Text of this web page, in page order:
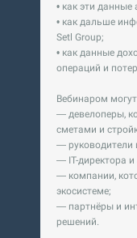
• как эти
• как дальше
Setl Group;
• как данные
операций и
Вебинаром
— девелоперы,
сметами и
— руководители
— IT-директора
— компании,
экосистеме;
— партнёры и
решений.